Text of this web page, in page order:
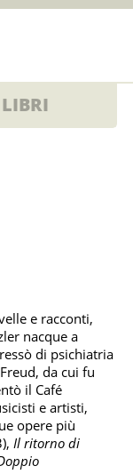
LIBRI
e racconti,
nacque a
di psichiatria
da cui fu
il Café
e artisti,
opere più
Il ritorno di